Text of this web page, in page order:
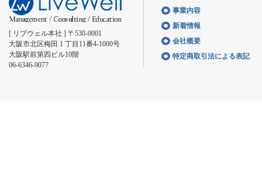
[ リブウェル本社 ] 〒530-0001
大阪市北区梅田 1 丁目11番4-1000号
大阪駅前第四ビル10階
06-6346-9077
事業内容
新着情報
会社概要
特定商取引法による表記